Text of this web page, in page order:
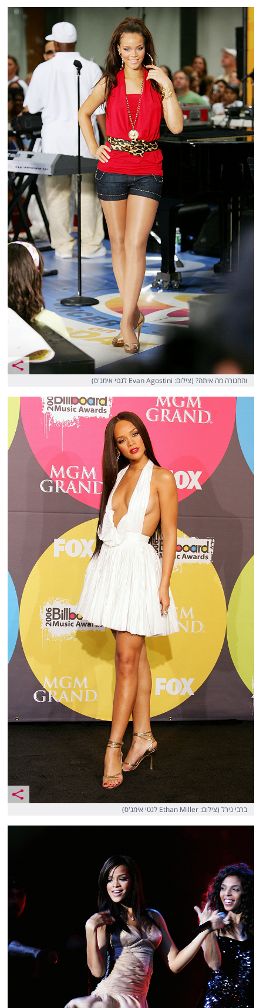
והחגורה מה איתה? (צילום: Evan Agostini לגטי אימג'ס)
ברבי גירל (צילום: Ethan Miller לגטי אימג'ס)